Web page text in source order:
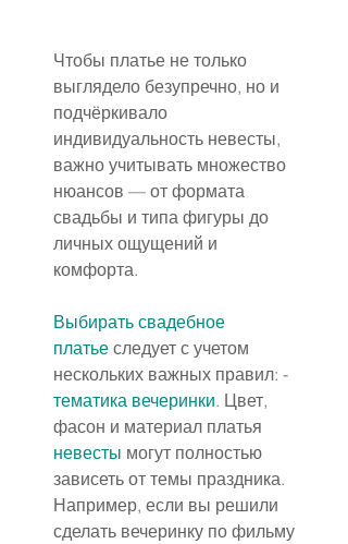
Чтобы платье не только
выглядело безупречно, но и
подчёркивало
индивидуальность невесты,
важно учитывать множество
нюансов — от формата
свадьбы и типа фигуры до
личных ощущений и
комфорта.
Выбирать свадебное
платье следует с учетом
нескольких важных правил: -
тематика вечеринки. Цвет,
фасон и материал платья
невесты могут полностью
зависеть от темы праздника.
Например, если вы решили
сделать вечеринку по фильму